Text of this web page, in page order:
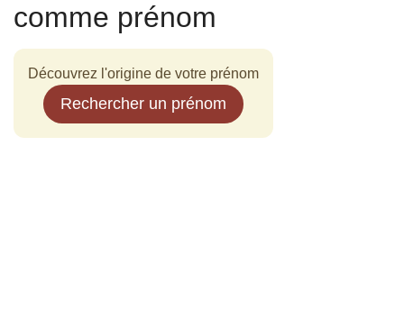
comme prénom
Découvrez l'origine de votre prénom
Rechercher un prénom